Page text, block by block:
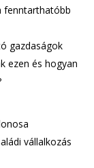
fenntarthatóbb
gazdaságok
ezen és hogyan
vállalkozás